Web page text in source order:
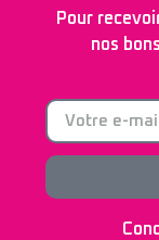
Pour
nos